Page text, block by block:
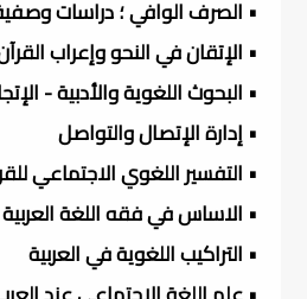
• الصرف الوافي ؛ دراسات
• الإتقان في النحو وإعراب
• البحوث اللغوية والأدبية -
• إدارة الإتصال والتواصل
• التفسير اللغوي الاجتماعي
• الاساس في فقه اللغة العربية
• التراكيب اللغوية في العربية